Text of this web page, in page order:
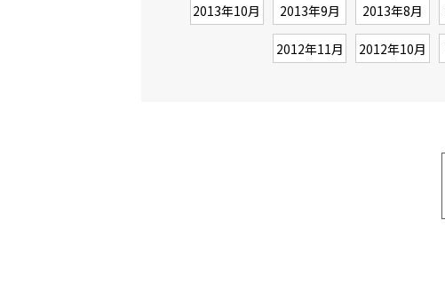
2013年10月 2013年9月 2013年8月
2012年11月 2012年10月